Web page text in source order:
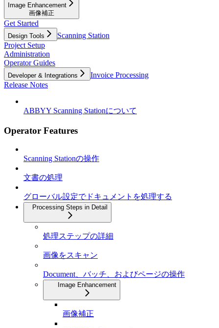
Image Enhancement
画像補正
Get Started
Design Tools
Scanning Station
Project Setup
Administration
Operator Guides
Developer & Integrations
Invoice Processing
Release Notes
ABBYY Scanning Stationについて
Operator Features
Scanning Stationの操作
文書の処理
グローバル設定でドキュメントを処理する
Processing Steps in Detail
処理ステップの詳細
画像をスキャン
Document、バッチ、およびページの操作
Image Enhancement
画像補正